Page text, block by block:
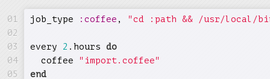
job_type :coffee , "cd :path && /usr/local/
every 2 .hours do
  coffee
"import.coffee"
end